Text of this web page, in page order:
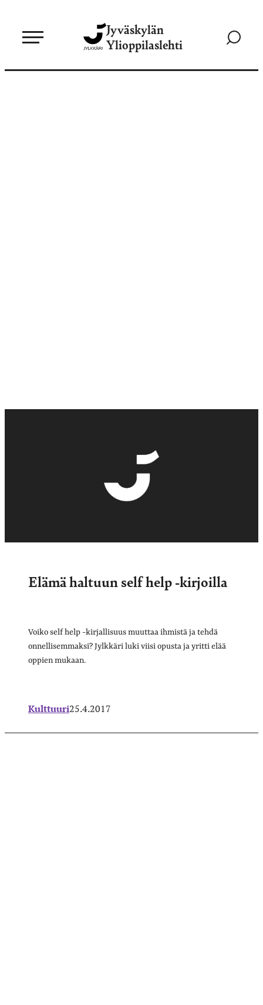
sisältöön
Jyväskylän
Ylioppilaslehti
Siirry
Elämä haltuun self help -kirjoilla
Voiko self help -kirjallisuus muuttaa ihmistä ja tehdä
onnellisemmaksi? Jylkkäri luki viisi opusta ja yritti elää
oppien mukaan.
Kulttuuri25.4.2017